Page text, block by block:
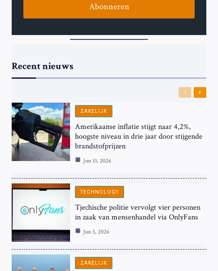
Abonneren
Recent nieuws
Previous
Next
ZAKELIJK
Amerikaanse inflatie stijgt naar 4,2%,
hoogste niveau in drie jaar door stijgende
brandstofprijzen
Jun 13, 2026
TECHNOLOGY
Tjechische politie vervolgt vier personen
in zaak van mensenhandel via OnlyFans
Jun 3, 2026
ZAKELIJK